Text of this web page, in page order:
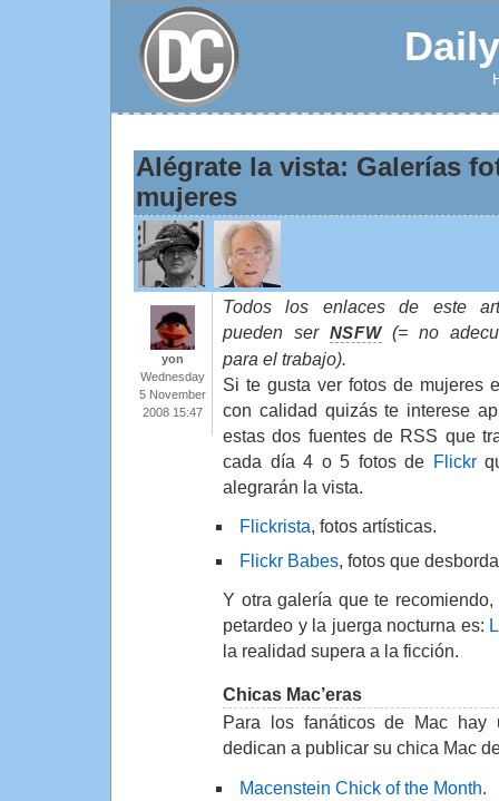
Alégrate la vista: Galerías
mujeres
yon
Wednesday
5 November
2008 15:47
Todos los enlaces de este
pueden ser NSFW(= no
para el trabajo).
Si te gusta ver fotos de mujeres
con calidad quizás te interese
estas dos fuentes de RSS que
cada día 4 o 5 fotos de Flickr
alegrarán la vista.
Flickrista, fotos artísticas.
Flickr Babes, fotos que
Y otra galería que te
petardeo y la juerga nocturna es:
la realidad supera a la ficción.
Chicas Mac’eras
Para los fanáticos de Mac
dedican a publicar su chica Mac
Macenstein Chick of the Month.